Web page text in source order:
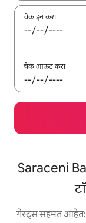
चेक इन करा
चेक आऊट करा
Saraceni
गेस्ट्स सहमत आहेत: